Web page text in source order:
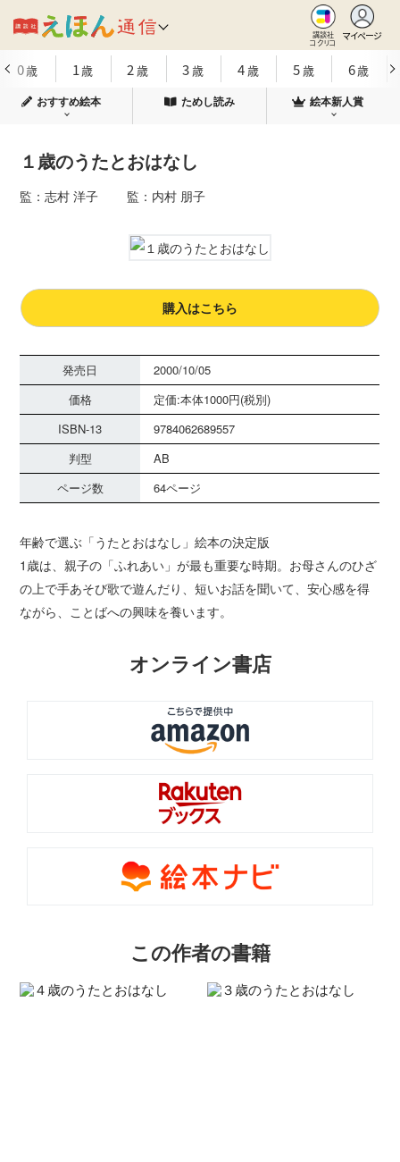
講談社
コクリコ
マイページ
0歳 1歳 2 歳 3歳 4歳 5歳 6歳
おすすめ絵本 ためし読み 絵本新人賞
１歳のうたとおはなし
監：志村 洋子 監：内村 朋子
購入はこちら
発売日
2000/10/05
価格
定価:本体1000円(税別)
ISBN-13
9784062689557
判型
AB
ページ数
64ページ
年齢で選ぶ「うたとおはなし」絵本の決定版
1歳は、親子の「ふれあい」が最も重要な時期。お母さんのひざ
の上で手あそび歌で遊んだり、短いお話を聞いて、安心感を得
ながら、ことばへの興味を養います。
オンライン書店
この作者の書籍